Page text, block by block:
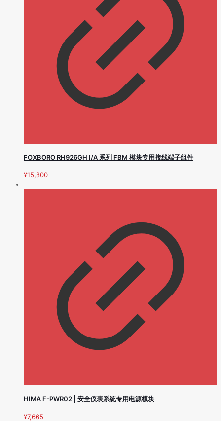
FOXBORO RH926GH I/A 系列 FBM 模块专用接线端子组件
¥15,800
HIMA F-PWR02 | 安全仪表系统专用电源模块
¥7,665